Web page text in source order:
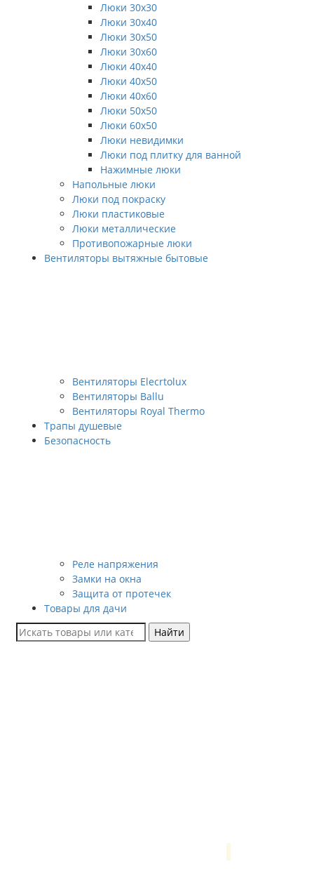
Люки 30x30
Люки 30x40
Люки 30x50
Люки 30x60
Люки 40x40
Люки 40x50
Люки 40x60
Люки 50x50
Люки 60x50
Люки невидимки
Люки под плитку для ванной
Нажимные люки
Напольные люки
Люки под покраску
Люки пластиковые
Люки металлические
Противопожарные люки
Вентиляторы вытяжные бытовые
Вентиляторы Elecrtolux
Вентиляторы Ballu
Вентиляторы Royal Thermo
Трапы душевые
Безопасность
Реле напряжения
Замки на окна
Защита от протечек
Товары для дачи
Найти